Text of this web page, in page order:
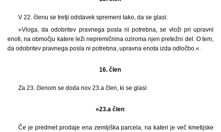
V 22. členu se tretji odstavek spremeni tako, da se glasi:
»Vloga, da odobritev pravnega posla ni potrebna, se vloži pri upravni
enoti, na območju katere leži nepremičnina oziroma njen pretežni del. O tem,
da odobritev pravnega posla ni potrebna, upravna enota izda odločbo.«.
16. člen
Za 23. členom se doda nov 23.a člen, ki se glasi:
»23.a člen
Če je predmet prodaje ena zemljiška parcela, na kateri je več kmetijske